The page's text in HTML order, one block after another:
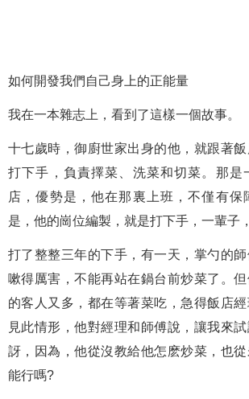
如何開發我們自己身上的正能量
我在一本雜志上，看到了這樣一個故事。
十七歲時，御廚世家出身的他，就跟著飯
打下手，負責擇菜、洗菜和切菜。那是
店，優勢是，他在那裏上班，不僅有保
是，他的崗位編製，就是打下手，一輩子
打了整整三年的下手，有一天，掌勺的
嗽得厲害，不能再站在鍋台前炒菜了。
的客人又多，都在等著菜吃，急得飯店經
見此情形，他對經理和師傅說，讓我來
訝，因為，他從沒教給他怎麽炒菜，也從
能行嗎?